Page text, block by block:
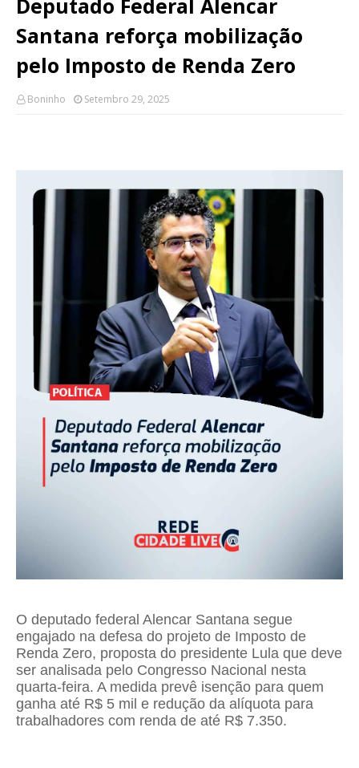
Deputado Federal Alencar
Santana reforça mobilização
pelo Imposto de Renda Zero
Boninho Setembro 29, 2025
O deputado federal Alencar Santana segue
engajado na defesa do projeto de Imposto de
Renda Zero, proposta do presidente Lula que deve
ser analisada pelo Congresso Nacional nesta
quarta-feira. A medida prevê isenção para quem
ganha até R$ 5 mil e redução da alíquota para
trabalhadores com renda de até R$ 7.350.